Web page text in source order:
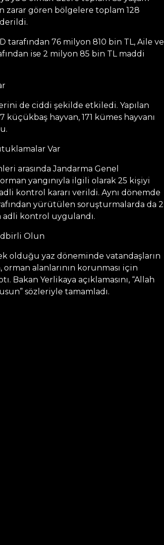
zarar gören bölgelere toplam 128
tarafından 76 milyon 810 bin TL, Aile ve
ise 2 milyon 85 bin TL maddi
de ciddi şekilde etkiledi. Yapılan
hayvan, 171 kümes hayvanı
Var
arasında Jandarma Genel
yangınıyla ilgili olarak 25 kişiyi
kontrol kararı verildi. Aynı dönemde
yürütülen soruşturmalarda da 2
adli kontrol uygulandı.
Olun
olduğu yaz döneminde vatandaşların
alanlarının korunması için
Bakan Yerlikaya açıklamasını, “Allah
sözleriyle tamamladı.